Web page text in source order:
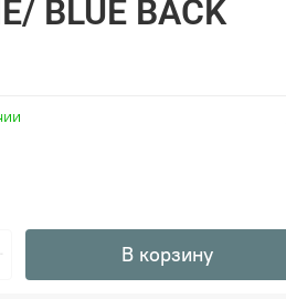
BLUE BACK
В корзину